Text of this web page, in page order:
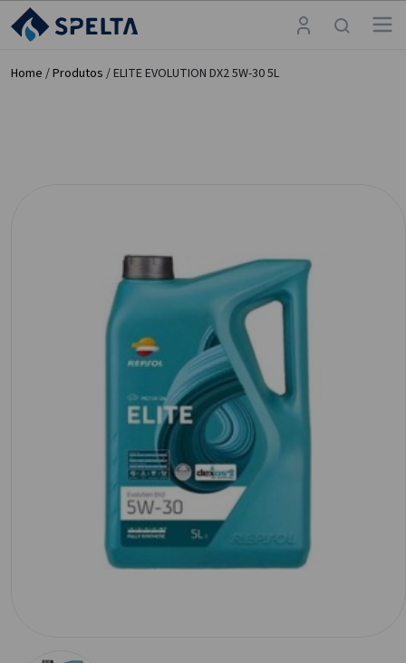
Home /Produtos / ELITE EVOLUTION DX2 5W-30 5L